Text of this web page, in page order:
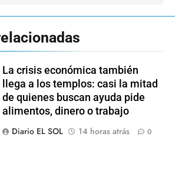
La crisis económica también
llega a los templos: casi la mitad
de quienes buscan ayuda pide
alimentos, dinero o trabajo
Diario EL SOL
14 horas atrás 0